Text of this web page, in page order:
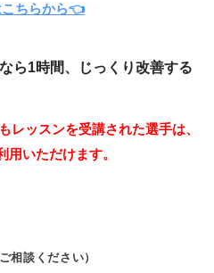
ちらから👈
ら1時間、じっくり改善する
レッスンを受講された選手は、
いただけます。
相談ください）